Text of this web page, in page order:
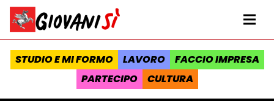
Vai al contenuto
Homepage Giovanisì - Progetto della Regione Toscana
STUDIO E MI FORMO LAVORO
FACCIO IMPRESA
PARTECIPO
CULTURA